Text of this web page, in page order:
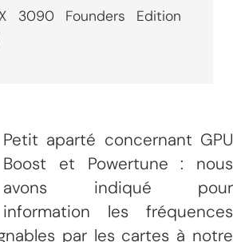
3090 Founders Edition
Petit aparté concernant GPU
Boost et Powertune : nous
avons indiqué pour
information les fréquences
par les cartes à notre